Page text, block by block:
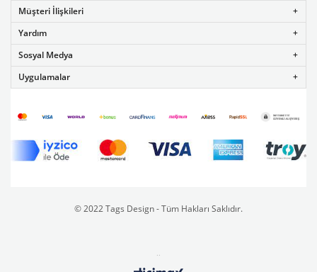
Müşteri İlişkileri
Yardım
Sosyal Medya
Uygulamalar
© 2022 Tags Design - Tüm Hakları Saklıdır.
..